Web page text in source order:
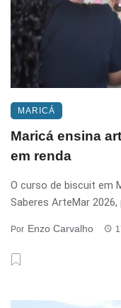
MARICÁ
Maricá ensina
em renda
O curso de biscuit em
Saberes ArteMar 2026,
Por Enzo Carvalho